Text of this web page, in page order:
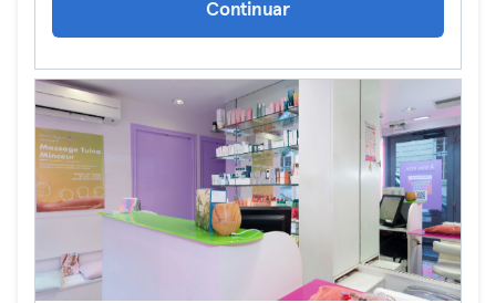
Continuar